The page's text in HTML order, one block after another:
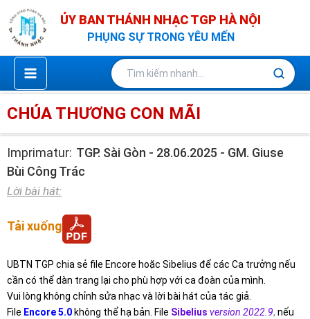
Nhảy
tới
nội
dung
ỦY BAN THÁNH NHẠC TGP HÀ NỘI
PHỤNG SỰ TRONG YÊU MẾN
CHÚA THƯƠNG CON MÃI
Imprimatur: TGP. Sài Gòn - 28.06.2025 - GM. Giuse
Bùi Công Trác
Lời bài hát:
Tải xuống
UBTN TGP chia sẻ file Encore hoặc Sibelius để các Ca trưởng nếu
cần có thể dàn trang lại cho phù hợp với ca đoàn của mình.
Vui lòng không chỉnh sửa nhạc và lời bài hát của tác giả.
File Encore 5.0 không thể hạ bản. File Sibelius version 2022.9, nếu